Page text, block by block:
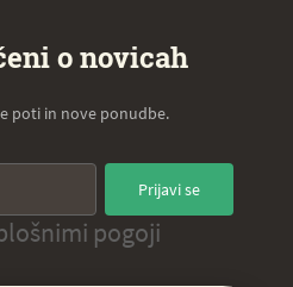
o novicah
poti in nove ponudbe.
Prijavi se
pogoji